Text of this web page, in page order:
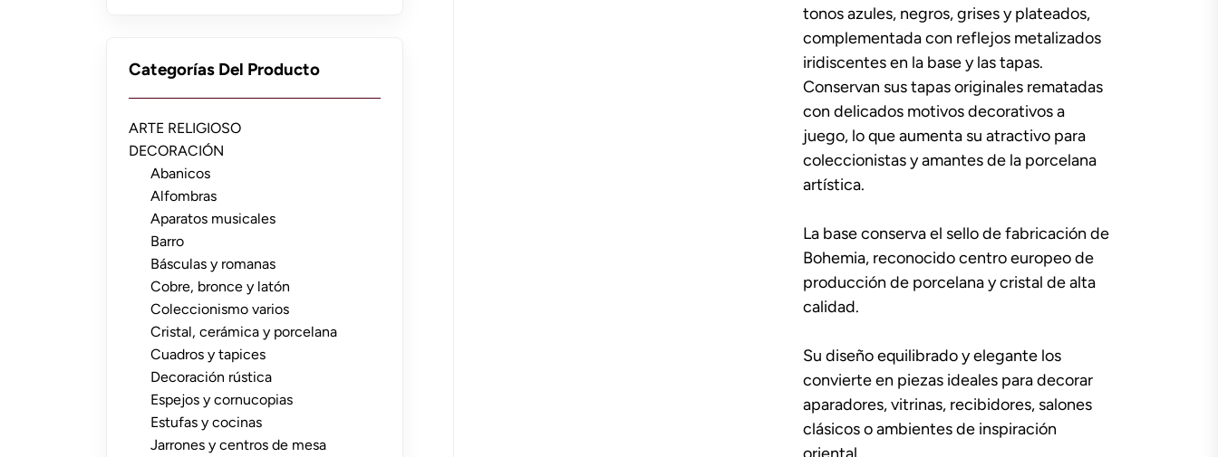
tonos azules, negros, grises y plateados,
complementada con reflejos metalizados
iridiscentes en la base y las tapas.
Conservan sus tapas originales rematadas
con delicados motivos decorativos a
juego, lo que aumenta su atractivo para
coleccionistas y amantes de la porcelana
artística.
La base conserva el sello de fabricación de
Bohemia, reconocido centro europeo de
producción de porcelana y cristal de alta
calidad.
Su diseño equilibrado y elegante los
convierte en piezas ideales para decorar
aparadores, vitrinas, recibidores, salones
clásicos o ambientes de inspiración
Categorías Del Producto
ARTE RELIGIOSO
DECORACIÓN
Abanicos
Alfombras
Aparatos musicales
Barro
Básculas y romanas
Cobre, bronce y latón
Coleccionismo varios
Cristal, cerámica y porcelana
Cuadros y tapices
Decoración rústica
Espejos y cornucopias
Estufas y cocinas
Jarrones y centros de mesa